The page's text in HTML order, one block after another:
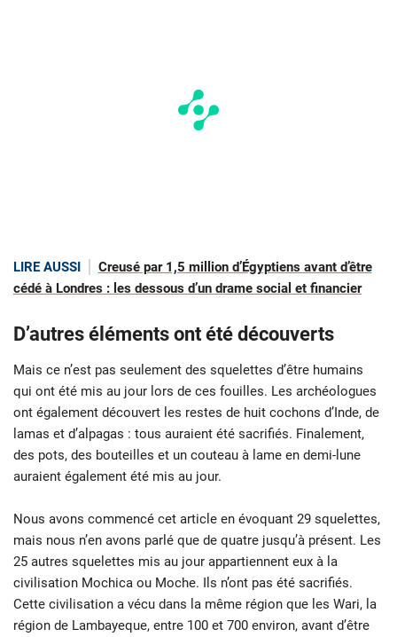
LIRE AUSSI
Creusé par 1,5 million d’Égyptiens avant d’être
cédé à Londres : les dessous d’un drame social et financier
D’autres éléments ont été découverts
Mais ce n’est pas seulement des squelettes d’être humains
qui ont été mis au jour lors de ces fouilles. Les archéologues
ont également découvert les restes de huit cochons d’Inde, de
lamas et d’alpagas : tous auraient été sacrifiés. Finalement,
des pots, des bouteilles et un couteau à lame en demi-lune
auraient également été mis au jour.
Nous avons commencé cet article en évoquant 29 squelettes,
mais nous n’en avons parlé que de quatre jusqu’à présent. Les
25 autres squelettes mis au jour appartiennent eux à la
civilisation Mochica ou Moche. Ils n’ont pas été sacrifiés.
Cette civilisation a vécu dans la même région que les Wari, la
région de Lambayeque, entre 100 et 700 environ, avant d’être